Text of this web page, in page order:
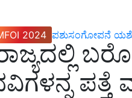
2024 ಪಶುಸಂಗೋಪನೆ
ಪತ್ತೆ